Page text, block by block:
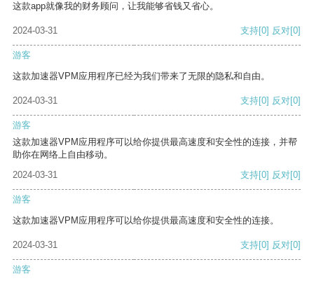
这款app就像我的财务顾问，让我能够省钱又省心。
2024-03-31 支持[0] 反对[0]
游客
这款加速器VPM应用程序已经为我们带来了无限的隐私和自由。
2024-03-31 支持[0] 反对[0]
游客
这款加速器VPM应用程序可以给你提供最高速度和安全性的连接，并帮
助你在网络上自由移动。
2024-03-31
支持[0] 反对[0]
游客
这款加速器VPM应用程序可以给你提供最高速度和安全性的连接。
2024-03-31 支持[0] 反对[0]
游客